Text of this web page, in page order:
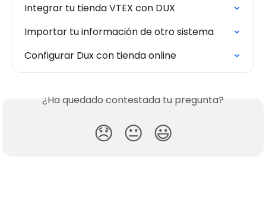
Integrar tu tienda VTEX con DUX
Importar tu información de otro sistema
Configurar Dux con tienda online
¿Ha quedado contestada tu pregunta?
😞 😐 😃